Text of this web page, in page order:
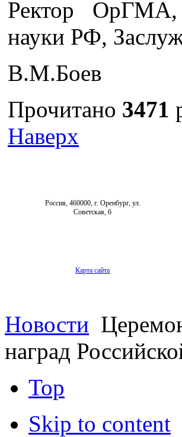
Ректор ОрГМА,
науки РФ,
В.М.Боев
Прочитано 3471
Наверх
Россия, 460000, г. Оренбург, ул.
Советская, 6
Карта сайта
Новости
наград
Top
Skip to content